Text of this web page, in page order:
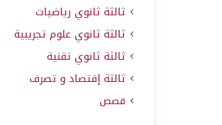
ثالثة ثانوي رياضيات
ثالثة ثانوي علوم تجريبية
ثالثة ثانوي تقنية
ثالثة إقتصاد و تصرف
قصص